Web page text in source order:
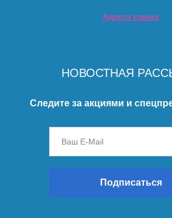
Адреса клиник
НОВОСТНАЯ
Следите за акциями и
Подписаться